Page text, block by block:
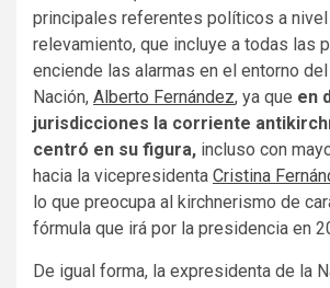
principales referentes políticos a nivel
relevamiento, que incluye a todas las
enciende las alarmas en el entorno
Nación, Alberto Fernández, ya que en
jurisdicciones la corriente
centró en su figura, incluso con
hacia la vicepresidenta Cristina
lo que preocupa al kirchnerismo de
fórmula que irá por la presidencia en
De igual forma, la expresidenta de la